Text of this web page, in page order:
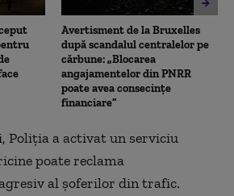
Avertisment de la Bruxelles
după scandalul centralelor pe
cărbune: „Blocarea
angajamentelor din PNRR
poate avea consecințe
financiare”
Poliția a activat un serviciu
poate reclama
al șoferilor din trafic.